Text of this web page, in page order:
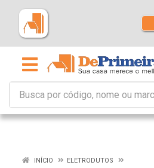
INÍCIO
ELETRODUTOS